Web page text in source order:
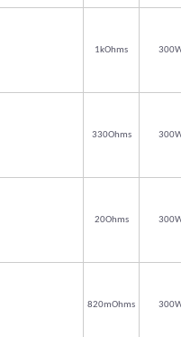
1kOhms
330Ohms
20Ohms
820mOhms